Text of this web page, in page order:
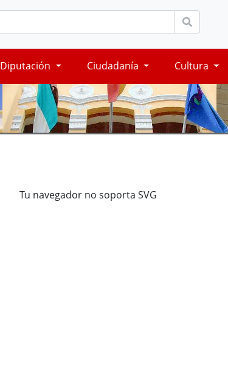
Diputación Ciudadanía Cultura
Tu navegador no soporta SVG